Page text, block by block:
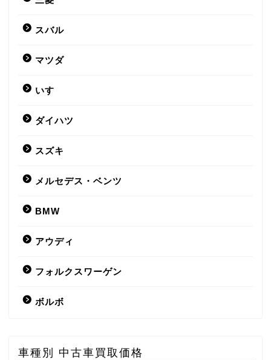
スバル
マツダ
いすゞ
ダイハツ
スズキ
メルセデス・ベンツ
BMW
アウディ
フォルクスワーゲン
ボルボ
車種別 中古車買取価格